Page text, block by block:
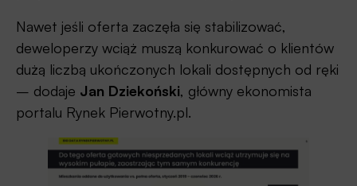
Nawet jeśli oferta zaczęła się stabilizować,
deweloperzy wciąż muszą konkurować o klientów
dużą liczbą ukończonych lokali dostępnych od ręki
– dodaje Jan Dziekoński, główny ekonomista
portalu Rynek Pierwotny.pl.